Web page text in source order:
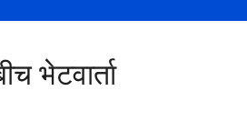
भेटवार्ता